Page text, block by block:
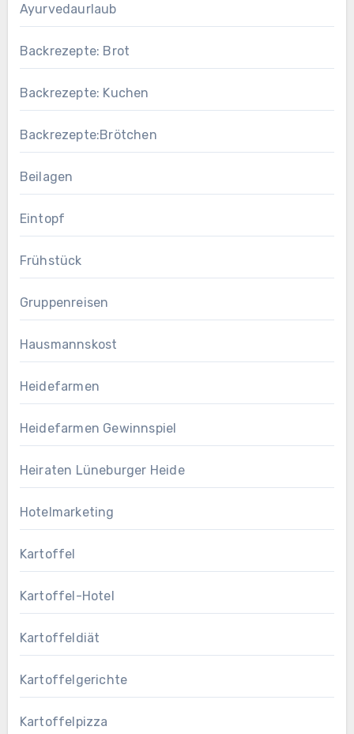
Ayurvedaurlaub
Backrezepte: Brot
Backrezepte: Kuchen
Backrezepte:Brötchen
Beilagen
Eintopf
Frühstück
Gruppenreisen
Hausmannskost
Heidefarmen
Heidefarmen Gewinnspiel
Heiraten Lüneburger Heide
Hotelmarketing
Kartoffel
Kartoffel-Hotel
Kartoffeldiät
Kartoffelgerichte
Kartoffelpizza